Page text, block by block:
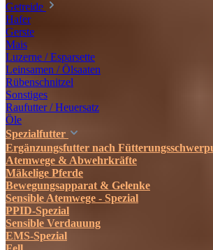
Getreide
Hafer
Gerste
Mais
Luzerne / Esparsette
Leinsamen / Ölsaaten
Rübenschnitzel
Sonstiges
Raufutter / Heuersatz
Öle
Spezialfutter
Ergänzungsfutter nach
Atemwege & Abwehrkräfte
Mäkelige Pferde
Bewegungsapparat & Gelenke
Sensible Atemwege - Spezial
PPID-Spezial
Sensible Verdauung
EMS-Spezial